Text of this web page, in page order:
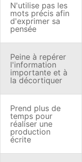
N'utilise pas les
mots précis afin
d'exprimer sa
pensée
Peine à repérer
l'information
importante et à
la décortiquer
Prend plus de
temps pour
réaliser une
production
écrite